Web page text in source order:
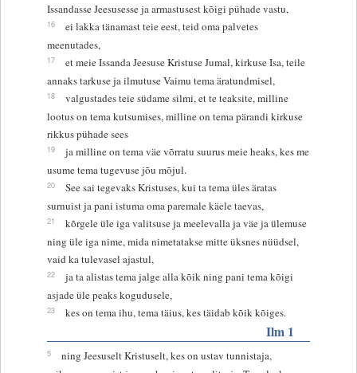
Issandasse Jeesusesse ja armastusest kõigi pühade vastu,
16
ei lakka tänamast teie eest, teid oma palvetes
meenutades,
17
et meie Issanda Jeesuse Kristuse Jumal, kirkuse Isa, teile
annaks tarkuse ja ilmutuse Vaimu tema äratundmisel,
18
valgustades teie südame silmi, et te teaksite, milline
lootus on tema kutsumises, milline on tema pärandi kirkuse
rikkus pühade sees
19
ja milline on tema väe võrratu suurus meie heaks, kes me
usume tema tugevuse jõu mõjul.
20
See sai tegevaks Kristuses, kui ta tema üles äratas
surnuist ja pani istuma oma paremale käele taevas,
21
kõrgele üle iga valitsuse ja meelevalla ja väe ja ülemuse
ning üle iga nime, mida nimetatakse mitte üksnes nüüdsel,
vaid ka tulevasel ajastul,
22
ja ta alistas tema jalge alla kõik ning pani tema kõigi
asjade üle peaks kogudusele,
23 kes on tema ihu, tema täius, kes täidab kõik kõiges.
Ilm 1
5
ning Jeesuselt Kristuselt, kes on ustav tunnistaja,